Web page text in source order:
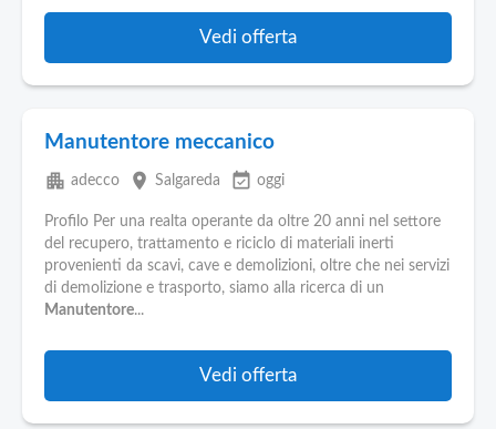
Vedi offerta
Manutentore meccanico
apartment adecco place Salgareda event_available oggi
Profilo Per una realta operante da oltre 20 anni nel settore
del recupero, trattamento e riciclo di materiali inerti
provenienti da scavi, cave e demolizioni, oltre che nei servizi
di demolizione e trasporto, siamo alla ricerca di un
Manutentore...
Vedi offerta